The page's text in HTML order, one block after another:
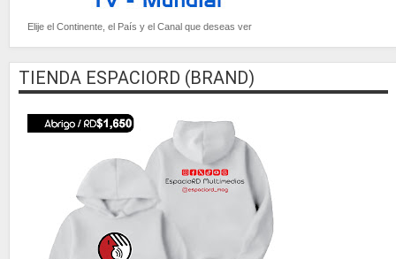
Elije el Continente, el País y el Canal que deseas ver
TIENDA ESPACIORD (BRAND)